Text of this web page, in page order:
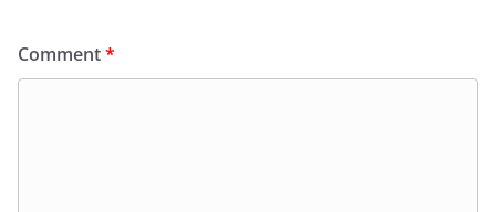
Comment*